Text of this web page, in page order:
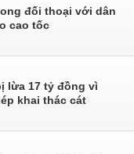
đối thoại với dân
cao tốc
lừa 17 tỷ đồng vì
khai thác cát